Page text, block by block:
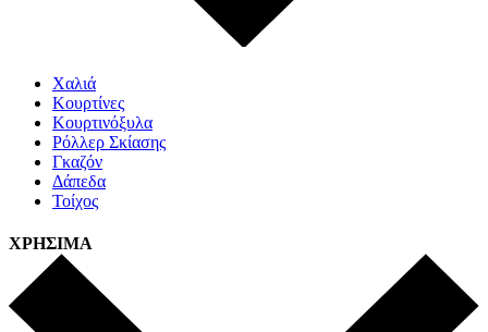
Χαλιά
Κουρτίνες
Κουρτινόξυλα
Ρόλλερ Σκίασης
Γκαζόν
Δάπεδα
Τοίχος
ΧΡΗΣΙΜΑ